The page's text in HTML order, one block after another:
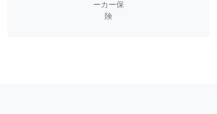
ーカー保
険